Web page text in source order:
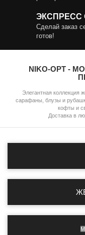
ЭКСПРЕСС
Сделай заказ
готов!
NIKO-OPT -
Элегантная
сарафаны, блузы и
кофты и
Доставка в